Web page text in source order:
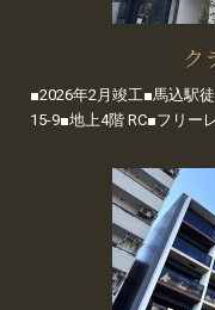
ク
■2026年2月竣工■馬込駅
15-9■地上4階 RC■フリー